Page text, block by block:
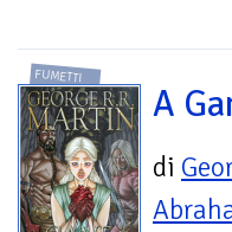
FUMETTI
A
di